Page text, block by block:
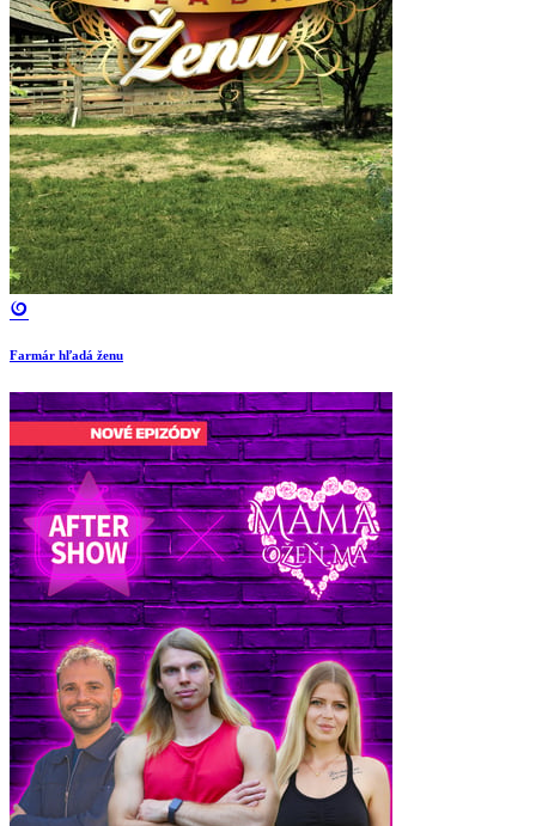
Farmár hľadá ženu